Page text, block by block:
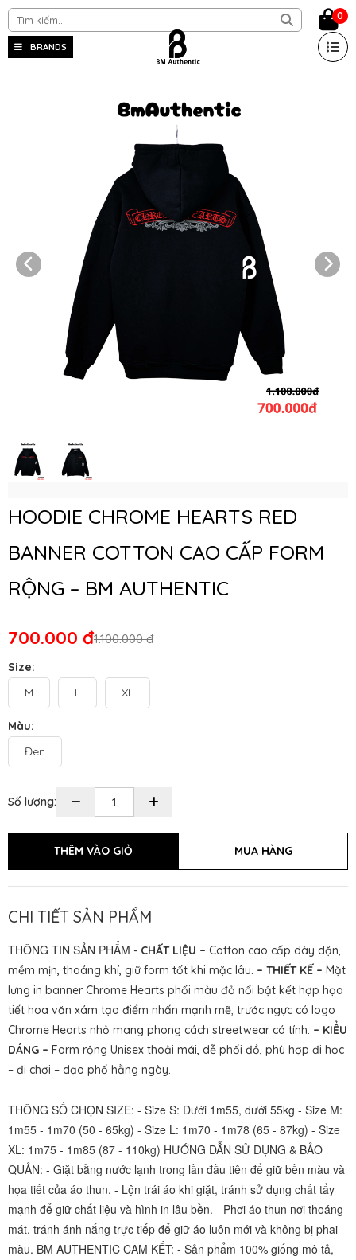
BRANDS
0
HOODIE CHROME HEARTS RED
BANNER COTTON CAO CẤP FORM
RỘNG – BM AUTHENTIC
1.100.000 đ
700.000 đ
Size:
M
L XL
Màu:
Đen
Số lượng:
CHI TIẾT SẢN PHẨM
THÔNG TIN SẢN PHẨM - CHẤT LIỆU – Cotton cao cấp dày dặn,
mềm mịn, thoáng khí, giữ form tốt khi mặc lâu. – THIẾT KẾ – Mặt
lưng in banner Chrome Hearts phối màu đỏ nổi bật kết hợp họa
tiết hoa văn xám tạo điểm nhấn mạnh mẽ; trước ngực có logo
Chrome Hearts nhỏ mang phong cách streetwear cá tính. – KIỂU
DÁNG – Form rộng Unisex thoải mái, dễ phối đồ, phù hợp đi học
– đi chơi – dạo phố hằng ngày.
THÔNG SỐ CHỌN SIZE: - Size S: Dưới 1m55, dưới 55kg - Size M:
1m55 - 1m70 (50 - 65kg) - Size L: 1m70 - 1m78 (65 - 87kg) - Size
XL: 1m75 - 1m85 (87 - 110kg) HƯỚNG DẪN SỬ DỤNG & BẢO
QUẢN: - Giặt bằng nước lạnh trong lần đầu tiên để giữ bền màu và
họa tiết của áo thun. - Lộn trái áo khi giặt, tránh sử dụng chất tẩy
mạnh để giữ chất liệu và hình in lâu bền. - Phơi áo thun nơi thoáng
mát, tránh ánh nắng trực tiếp để giữ áo luôn mới và không bị phai
màu. BM AUTHENTIC CAM KẾT: - Sản phẩm 100% giống mô tả,